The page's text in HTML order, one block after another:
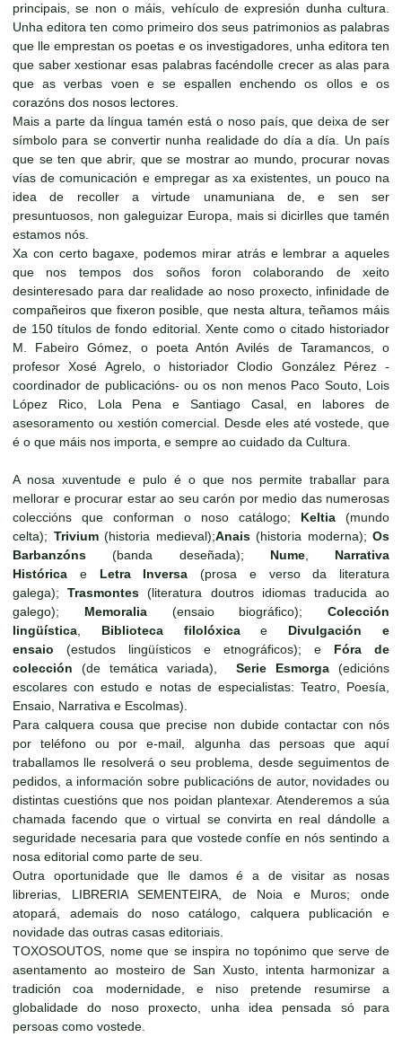
principais, se non o máis, vehículo de expresión dunha cultura.
Unha editora ten como primeiro dos seus patrimonios as palabras
que lle emprestan os poetas e os investigadores, unha editora ten
que saber xestionar esas palabras facéndolle crecer as alas para
que as verbas voen e se espallen enchendo os ollos e os
corazóns dos nosos lectores.
Mais a parte da língua tamén está o noso país, que deixa de ser
símbolo para se convertir nunha realidade do día a día. Un país
que se ten que abrir, que se mostrar ao mundo, procurar novas
vías de comunicación e empregar as xa existentes, un pouco na
idea de recoller a virtude unamuniana de, e sen ser
presuntuosos, non galeguizar Europa, mais si dicirlles que tamén
estamos nós.
Xa con certo bagaxe, podemos mirar atrás e lembrar a aqueles
que nos tempos dos soños foron colaborando de xeito
desinteresado para dar realidade ao noso proxecto, infinidade de
compañeiros que fixeron posible, que nesta altura, teñamos máis
de 150 títulos de fondo editorial. Xente como o citado historiador
M. Fabeiro Gómez, o poeta Antón Avilés de Taramancos, o
profesor Xosé Agrelo, o historiador Clodio González Pérez -
coordinador de publicacións- ou os non menos Paco Souto, Lois
López Rico, Lola Pena e Santiago Casal, en labores de
asesoramento ou xestión comercial. Desde eles até vostede, que
é o que máis nos importa, e sempre ao cuidado da Cultura.
A nosa xuventude e pulo é o que nos permite traballar para
mellorar e procurar estar ao seu carón por medio das numerosas
coleccións que conforman o noso catálogo; Keltia (mundo
celta); Trivium(historia medieval);Anais (historia moderna); Os
Barbanzóns (banda deseñada); Nume, Narrativa
Histórica e Letra Inversa (prosa e verso da literatura
galega);Trasmontes (literatura doutros idiomas traducida ao
galego); Memoralia(ensaio biográfico); Colección
lingüística, Biblioteca filolóxicae Divulgación e
ensaio (estudos lingüísticos e etnográficos); e Fóra de
colección (de temática variada), Serie Esmorga(edicións
escolares con estudo e notas de especialistas: Teatro, Poesía,
Ensaio, Narrativa e Escolmas).
Para calquera cousa que precise non dubide contactar con nós
por teléfono ou por e-mail, algunha das persoas que aquí
traballamos lle resolverá o seu problema, desde seguimentos de
pedidos, a información sobre publicacións de autor, novidades ou
distintas cuestións que nos poidan plantexar. Atenderemos a súa
chamada facendo que o virtual se convirta en real dándolle a
seguridade necesaria para que vostede confíe en nós sentindo a
nosa editorial como parte de seu.
Outra oportunidade que lle damos é a de visitar as nosas
librerias, LIBRERIA SEMENTEIRA, de Noia e Muros; onde
atopará, ademais do noso catálogo, calquera publicación e
novidade das outras casas editoriais.
TOXOSOUTOS, nome que se inspira no topónimo que serve de
asentamento ao mosteiro de San Xusto, intenta harmonizar a
tradición coa modernidade, e niso pretende resumirse a
globalidade do noso proxecto, unha idea pensada só para
persoas como vostede.